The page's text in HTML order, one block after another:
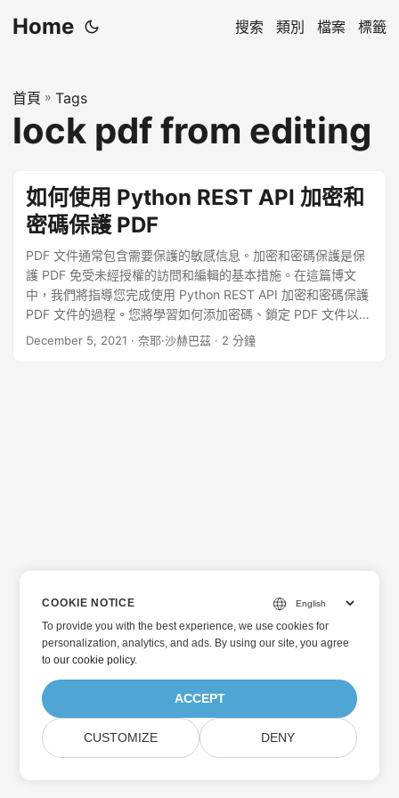
Home 搜索 類別 檔案 標籤
首頁 » Tags
lock pdf from editing
如何使用 Python REST API 加密和
密碼保護 PDF
PDF 文件通常包含需要保護的敏感信息。加密和密碼保護是保
護 PDF 免受未經授權的訪問和編輯的基本措施。在這篇博文
中，我們將指導您完成使用 Python REST API 加密和密碼保護
PDF 文件的過程。您將學習如何添加密碼、鎖定 PDF 文件以及
防止對其進行編輯，以確保您的文檔安全可靠。按照我們的分
December 5, 2021 · 奈耶·沙赫巴茲 · 2 分鐘
COOKIE NOTICE
To provide you with the best experience, we use cookies for
personalization, analytics, and ads. By using our site, you agree
toour cookie policy.
ACCEPT
CUSTOMIZE DENY